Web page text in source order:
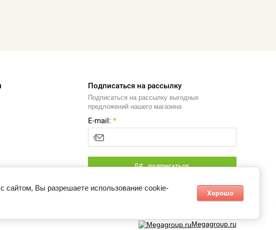
Подписаться на рассылку
Подписаться на рассылку выгодных
предложений нашего магазина
E-mail:*
ПОДПИСАТЬСЯ
Megagroup.ru
сайтом, Вы разрешаете использование cookie-
Хорошо